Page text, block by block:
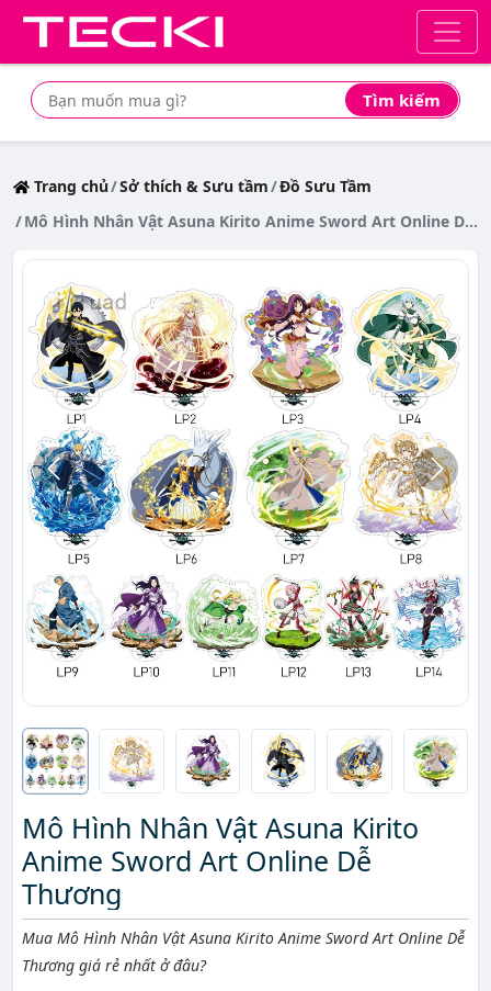
Tìm kiếm
Tìm mua sản phẩm giá rẻ nhất
Trang chủ Sở thích & Sưu tầm Đồ Sưu Tầm
Mô Hình Nhân Vật Asuna Kirito Anime Sword Art Online Dễ Thương
Mô Hình Nhân Vật Asuna Kirito
Anime Sword Art Online Dễ
Thương
Mô tả ngắn
Mua Mô Hình Nhân Vật Asuna Kirito Anime Sword Art Online Dễ
Thương giá rẻ nhất ở đâu?